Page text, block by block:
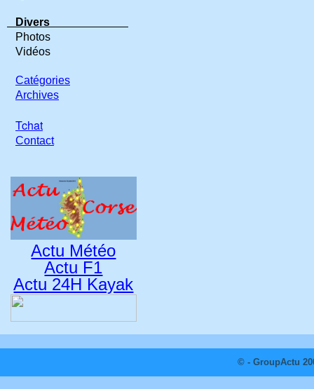
Divers
Photos
Vidéos
Catégories
Archives
Tchat
Contact
Actu Météo
Actu F1
Actu 24H Kayak
© - GroupActu